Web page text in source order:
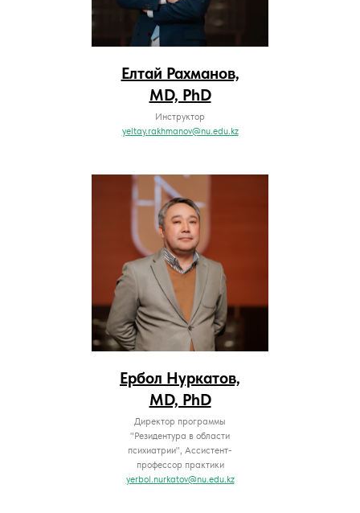
Елтай Рахманов,
MD, PhD
Инструктор
yeltay.rakhmanov@nu.edu.kz
Ербол Нуркатов,
MD, PhD
Директор программы
"Резидентура в области
психиатрии", Ассистент-
профессор практики
yerbol.nurkatov@nu.edu.kz